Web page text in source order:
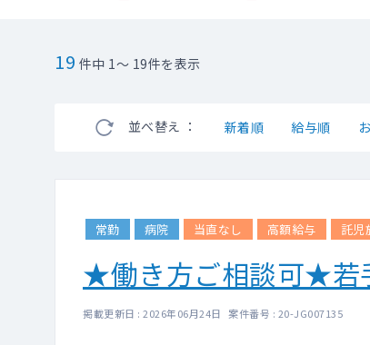
19 件中 1～ 19件を表示
並べ替え ： 新着順 給与順
常勤 病院 当直なし 高額給与 託児
★働き方ご相談可★若
掲載更新日 : 2026年06月24日 案件番号 : 20-JG007135